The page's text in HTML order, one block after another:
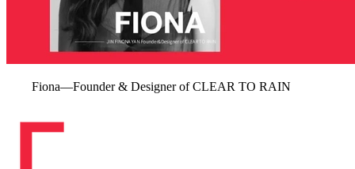
Fiona—Founder & Designer of CLEAR TO RAIN